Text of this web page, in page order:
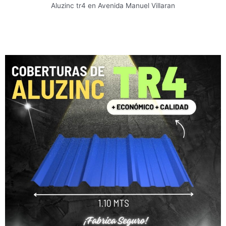
Aluzinc tr4 en Avenida Manuel Villaran